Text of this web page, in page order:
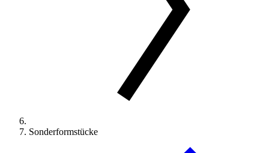
Sonderformstücke